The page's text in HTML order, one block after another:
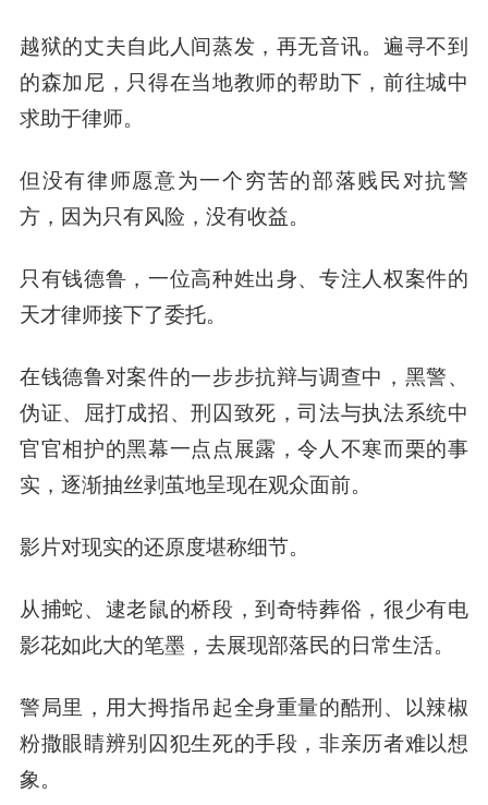
越狱的丈夫自此人间蒸发，再无音讯。遍寻不到
的森加尼，只得在当地教师的帮助下，前往城中
求助于律师。
但没有律师愿意为一个穷苦的部落贱民对抗警
方，因为只有风险，没有收益。
只有钱德鲁，一位高种姓出身、专注人权案件的
天才律师接下了委托。
在钱德鲁对案件的一步步抗辩与调查中，黑警、
伪证、屈打成招、刑囚致死，司法与执法系统中
官官相护的黑幕一点点展露，令人不寒而栗的事
实，逐渐抽丝剥茧地呈现在观众面前。
影片对现实的还原度堪称细节。
从捕蛇、逮老鼠的桥段，到奇特葬俗，很少有电
影花如此大的笔墨，去展现部落民的日常生活。
警局里，用大拇指吊起全身重量的酷刑、以辣椒
粉撒眼睛辨别囚犯生死的手段，非亲历者难以想
象。